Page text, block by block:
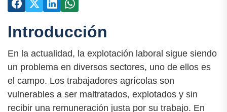
Introducción
En la actualidad, la explotación laboral sigue siendo
un problema en diversos sectores, uno de ellos es
el campo. Los trabajadores agrícolas son
vulnerables a ser maltratados, explotados y sin
recibir una remuneración justa por su trabajo. En